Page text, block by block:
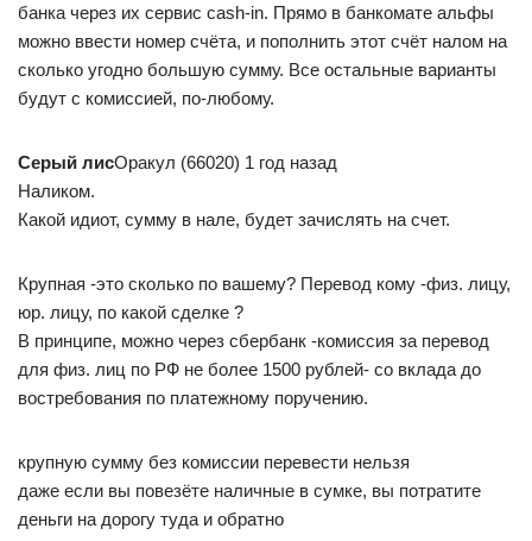
банка через их сервис cash-in. Прямо в банкомате альфы
можно ввести номер счёта, и пополнить этот счёт налом на
сколько угодно большую сумму. Все остальные варианты
будут с комиссией, по-любому.
Серый лисОракул (66020) 1 год назад
Наликом.
Какой идиот, сумму в нале, будет зачислять на счет.
Крупная -это сколько по вашему? Перевод кому -физ. лицу,
юр. лицу, по какой сделке ?
В принципе, можно через сбербанк -комиссия за перевод
для физ. лиц по РФ не более 1500 рублей- со вклада до
востребования по платежному поручению.
крупную сумму без комиссии перевести нельзя
даже если вы повезёте наличные в сумке, вы потратите
деньги на дорогу туда и обратно